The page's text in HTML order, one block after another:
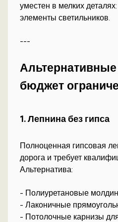
уместен в мелких
элементы светильников.
---
бюджет
1. Лепнина без гипса
Полноценная гипсовая
дорога и требует
Альтернатива:
- Полиуретановые
- Лаконичные
- Потолочные карнизы